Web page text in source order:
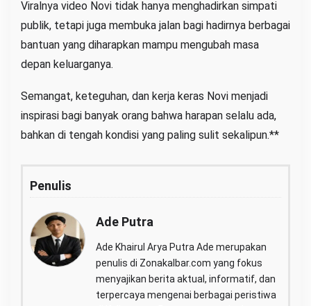
Viralnya video Novi tidak hanya menghadirkan simpati
publik, tetapi juga membuka jalan bagi hadirnya berbagai
bantuan yang diharapkan mampu mengubah masa
depan keluarganya.
Semangat, keteguhan, dan kerja keras Novi menjadi
inspirasi bagi banyak orang bahwa harapan selalu ada,
bahkan di tengah kondisi yang paling sulit sekalipun.**
Penulis
Ade Putra
Ade Khairul Arya Putra Ade merupakan
penulis di Zonakalbar.com yang fokus
menyajikan berita aktual, informatif, dan
terpercaya mengenai berbagai peristiwa